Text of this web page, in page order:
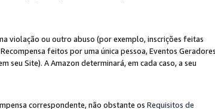
violação ou outro abuso (por exemplo, inscrições feitas
feitos por uma única pessoa, Eventos
seu Site). A Amazon determinará, em cada caso, a seu
correspondente, não obstante os Requisitos de